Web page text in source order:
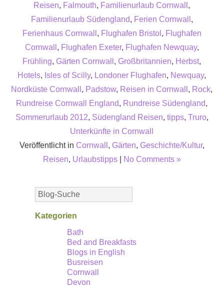
Reisen, Falmouth, Familienurlaub Cornwall ,
Familienurlaub Südengland, Ferien Cornwall ,
Ferienhaus Cornwall , Flughafen Bristol , Flughafen
Cornwall , Flughafen Exeter, Flughafen Newquay,
Frühling, Gärten Cornwall , Großbritannien, Herbst,
Hotels, Isles of Scilly, Londoner Flughafen, Newquay,
Nordküste Cornwall , Padstow, Reisen in Cornwall , Rock,
Rundreise Cornwall England, Rundreise Südengland,
Sommerurlaub 2012, Südengland Reisen, tipps, Truro,
Unterkünfte in Cornwall
Veröffentlicht in Cornwall , Gärten, Geschichte/Kultur,
Reisen, Urlaubstipps| No Comments »
Kategorien
Bath
Bed and Breakfasts
Blogs in English
Busreisen
Cornwall
Devon